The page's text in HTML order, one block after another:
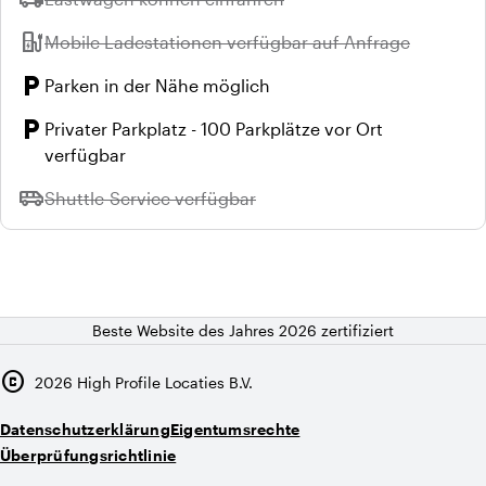
ev_stationNicht verfügbar:
Mobile Ladestationen verfügbar auf Anfrage
local_parking Parken in der Nähe möglich
local_parking Privater Parkplatz - 100 Parkplätze vor Ort
verfügbar
airport_shuttleNicht verfügbar:
Shuttle-Service verfügbar
Beste Website des Jahres 2026 zertifiziert
copyright 2026 High Profile Locaties B.V.
DatenschutzerklärungEigentumsrechte
Überprüfungsrichtlinie